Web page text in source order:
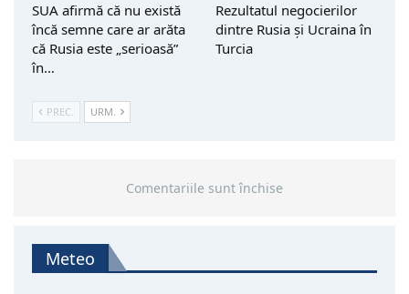
SUA afirmă că nu există
încă semne care ar arăta
că Rusia este „serioasă”
în…
Rezultatul negocierilor
dintre Rusia și Ucraina în
Turcia
PREC. URM.
Comentariile sunt închise
Meteo